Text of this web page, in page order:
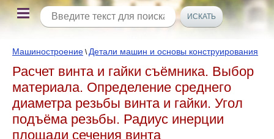
Машиностроение \ Детали машин и основы конструирования
Расчет винта и гайки съёмника. Выбор
материала. Определение среднего
диаметра резьбы винта и гайки. Угол
подъёма резьбы. Радиус инерции
площади сечения винта